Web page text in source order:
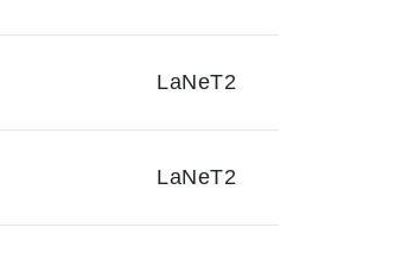
LaNeT2
LaNeT2